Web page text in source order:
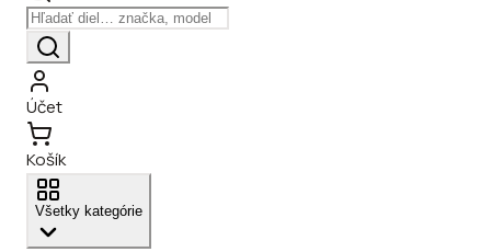
Účet
Košík
Všetky kategórie